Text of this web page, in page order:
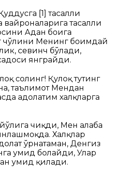
[1] тасалли
вайроналарига тасалли
Адан боғига
чўлини Менинг боғимдай
севинч бўлади,
янграйди.
солинг! Қулоқ тутинг
таълимот Мендан
адолатим халқларга
чиқди, Мен ғалаба
Халқлар
ўрнатаман, Денгиз
умид боғлайди, Улар
умид қилади.